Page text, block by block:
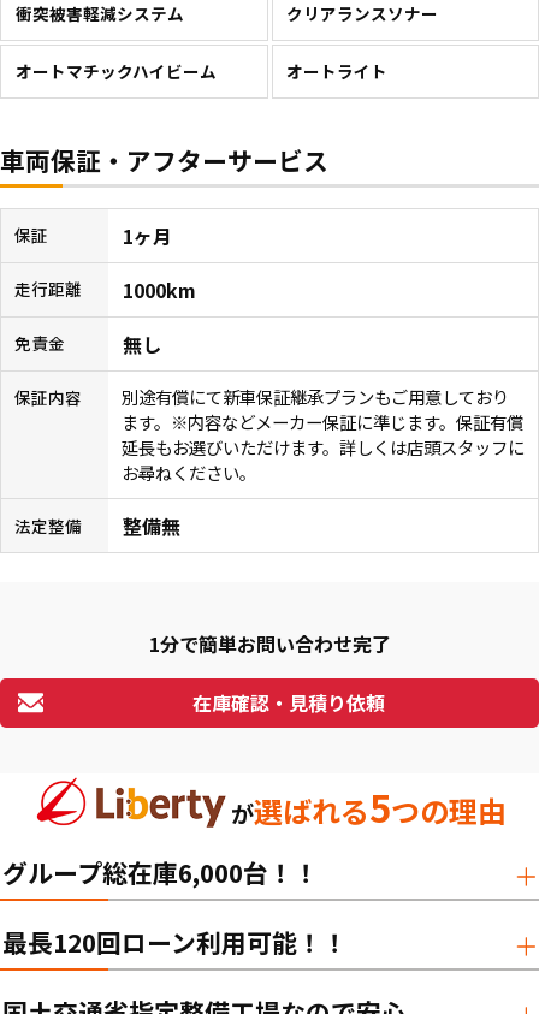
衝突被害軽減システム クリアランスソナー
オートマチックハイビーム オートライト
車両保証・アフターサービス
保証 1ヶ月
走行距離 1000km
免責金 無し
保証内容
別途有償にて新車保証継承プランもご用意しており
ます。※内容などメーカー保証に準じます。保証有償
延長もお選びいただけます。詳しくは店頭スタッフに
お尋ねください。
法定整備 整備無
1分で簡単お問い合わせ完了
在庫確認・見積り依頼
が選ばれる5つの理由
グループ総在庫6,000台！！
最長120回ローン利用可能！！